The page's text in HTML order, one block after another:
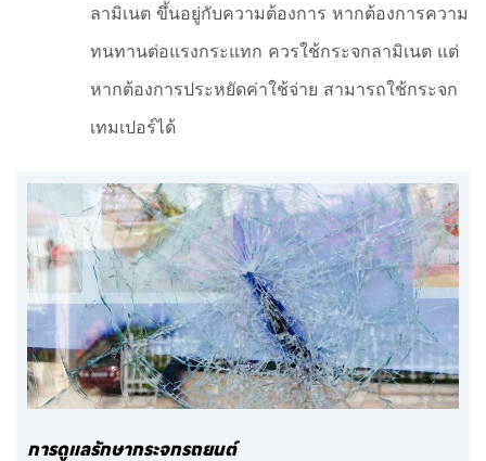
ลามิเนต ขึ้นอยู่กับความต้องการ หากต้องการความ
ทนทานต่อแรงกระแทก ควรใช้กระจกลามิเนต แต่
หากต้องการประหยัดค่าใช้จ่าย สามารถใช้กระจก
เทมเปอร์ได้
การดูแลรักษากระจกรถยนต์